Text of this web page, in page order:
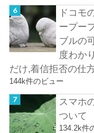
ドコモ
ープー
ブルの
度わか
だけ,着信拒否の仕
144k件のビュー
スマホ
ついて
134.2k件